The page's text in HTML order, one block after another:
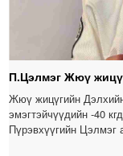
П.Цэлмэг Жюү
Жюү жицүгийн
эмэгтэйчүүдийн -40
Пүрэвхүүгийн Цэлмэг